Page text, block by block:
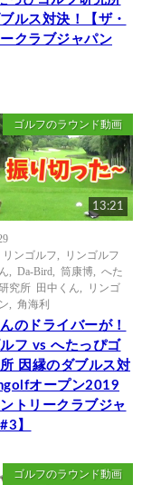
ルス対決！【ザ・
クラブジャパン
ゴルフのラウンド動画
13:21
ンゴルフ
リンゴルフ
Da-Bird 筒康博
へた
究所 田中くん
リンゴ
角海利
のドライバーが！
ルフ vs へたっぴゴ
因縁のダブルス対
オープン2019
ントリークラブジャ
】
ゴルフのラウンド動画